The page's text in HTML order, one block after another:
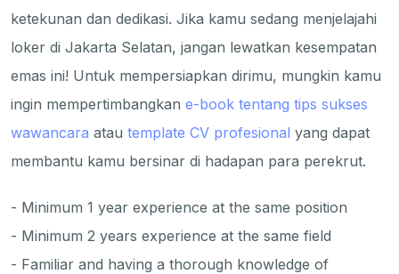
ketekunan dan dedikasi. Jika kamu sedang menjelajahi
loker di Jakarta Selatan, jangan lewatkan kesempatan
emas ini! Untuk mempersiapkan dirimu, mungkin kamu
ingin mempertimbangkan e-book tentang tips sukses
wawancara atau template CV profesional yang dapat
membantu kamu bersinar di hadapan para perekrut.
- Minimum 1 year experience at the same position
- Minimum 2 years experience at the same field
- Familiar and having a thorough knowledge of